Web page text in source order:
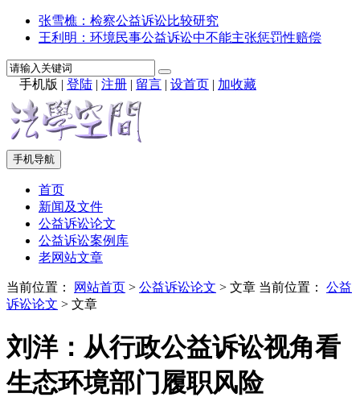
张雪樵：检察公益诉讼比较研究
王利明：环境民事公益诉讼中不能主张惩罚性赔偿
手机版 | 登陆 | 注册 | 留言 | 设首页 | 加收藏
手机导航
首页
新闻及文件
公益诉讼论文
公益诉讼案例库
老网站文章
当前位置： 网站首页 > 公益诉讼论文 > 文章 当前位置： 公益
诉讼论文 > 文章
刘洋：从行政公益诉讼视角看
生态环境部门履职风险